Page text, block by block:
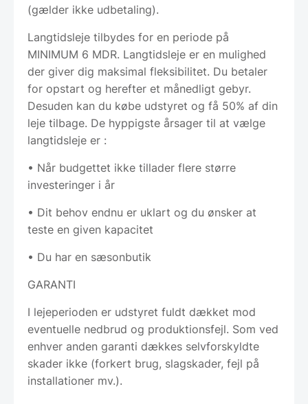
(gælder ikke udbetaling).
Langtidsleje tilbydes for en periode på
MINIMUM 6 MDR. Langtidsleje er en mulighed
der giver dig maksimal fleksibilitet. Du betaler
for opstart og herefter et månedligt gebyr.
Desuden kan du købe udstyret og få 50% af din
leje tilbage. De hyppigste årsager til at vælge
langtidsleje er :
• Når budgettet ikke tillader flere større
investeringer i år
• Dit behov endnu er uklart og du ønsker at
teste en given kapacitet
• Du har en sæsonbutik
GARANTI
I lejeperioden er udstyret fuldt dækket mod
eventuelle nedbrud og produktionsfejl. Som ved
enhver anden garanti dækkes selvforskyldte
skader ikke (forkert brug, slagskader, fejl på
installationer mv.).